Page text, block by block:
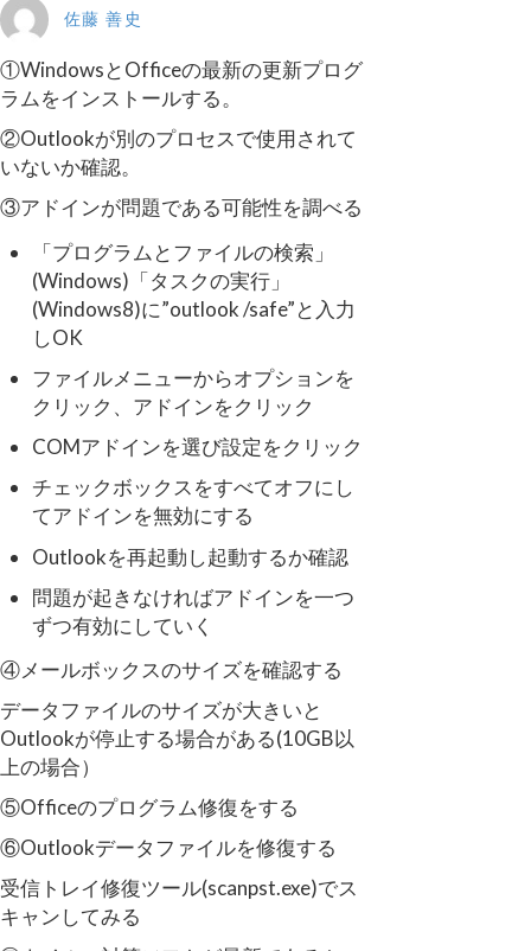
佐藤 善史
①WindowsとOfficeの最新の更新プログ
ラムをインストールする。
②Outlookが別のプロセスで使用されて
いないか確認。
③アドインが問題である可能性を調べる
「プログラムとファイルの検索」
(Windows)「タスクの実行」
(Windows8)に”outlook /safe”と入力
しOK
ファイルメニューからオプションを
クリック、アドインをクリック
COMアドインを選び設定をクリック
チェックボックスをすべてオフにし
てアドインを無効にする
Outlookを再起動し起動するか確認
問題が起きなければアドインを一つ
ずつ有効にしていく
④メールボックスのサイズを確認する
データファイルのサイズが大きいと
Outlookが停止する場合がある(10GB以
上の場合）
⑤Officeのプログラム修復をする
⑥Outlookデータファイルを修復する
受信トレイ修復ツール(scanpst.exe)でス
キャンしてみる